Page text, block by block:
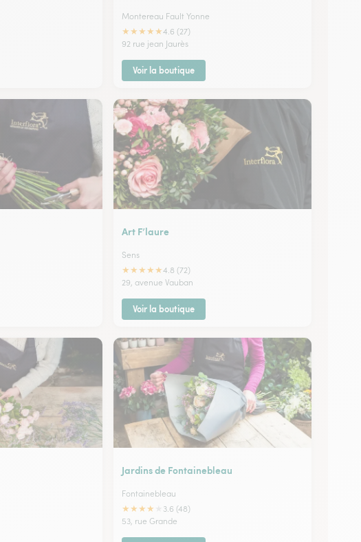
Montereau Fault Yonne
★★★★★4.6 (27)
92 rue jean Jaurès
Voir la boutique
Art F’laure
Sens
★★★★★4.8 (72)
29, avenue Vauban
Voir la boutique
Jardins de Fontainebleau
Fontainebleau
★★★★
3.6 (48)
53, rue Grande